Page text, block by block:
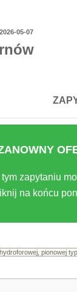
2026-05-07
tym zapytaniu
na końcu